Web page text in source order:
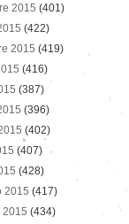
2015 (401)
(422)
2015 (419)
(416)
(387)
(396)
(402)
(407)
(428)
2015 (417)
2015 (434)